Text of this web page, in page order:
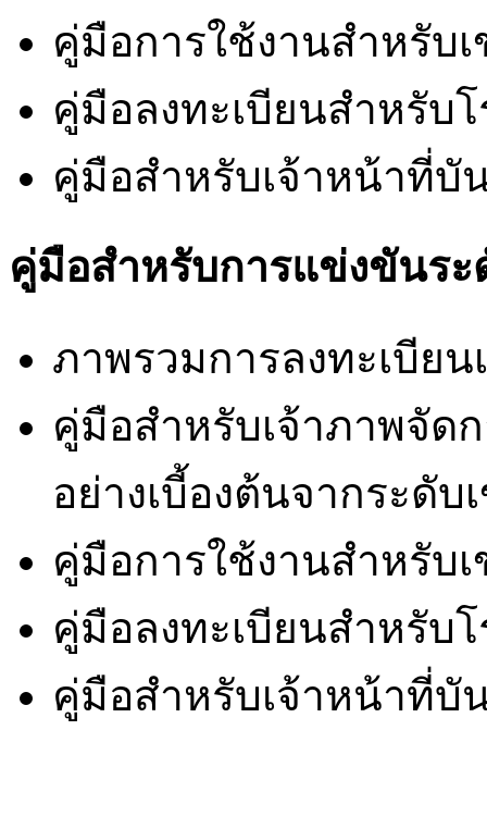
คู่มือการใช้งานสำหรับ
คู่มือลงทะเบียนสำหรับโ
คู่มือสำหรับเจ้าหน้าที่บั
คู่มือสำหรับการแข่งขันร
ภาพรวมการลงทะเบีย
คู่มือสำหรับเจ้าภาพจัด
อย่างเบี้องต้นจากระดับ
คู่มือการใช้งานสำหรับ
คู่มือลงทะเบียนสำหรับโ
คู่มือสำหรับเจ้าหน้าที่บั